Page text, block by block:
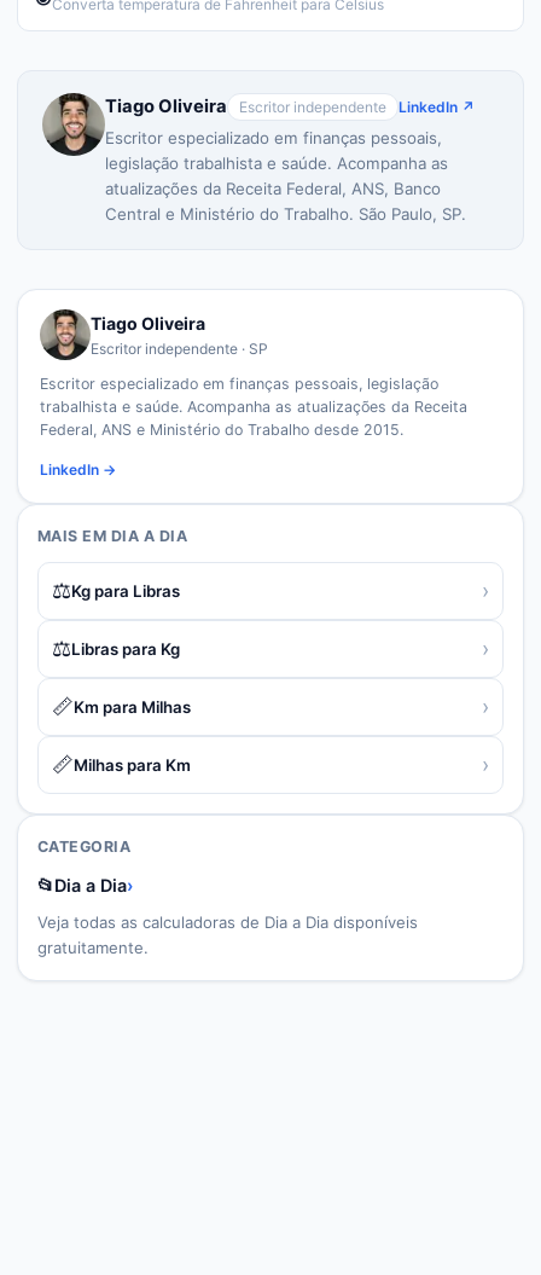
Converta temperatura de Fahrenheit para Celsius
Tiago Oliveira Escritor independente LinkedIn ↗
Escritor especializado em finanças pessoais,
legislação trabalhista e saúde. Acompanha as
atualizações da Receita Federal, ANS, Banco
Central e Ministério do Trabalho. São Paulo, SP.
Tiago Oliveira
Escritor independente · SP
Escritor especializado em finanças pessoais, legislação
trabalhista e saúde. Acompanha as atualizações da Receita
Federal, ANS e Ministério do Trabalho desde 2015.
LinkedIn →
MAIS EM DIA A DIA
⚖️Kg para Libras ›
⚖️Libras para Kg ›
📏Km para Milhas ›
📏Milhas para Km ›
CATEGORIA
📂Dia a Dia›
Veja todas as calculadoras de Dia a Dia disponíveis
gratuitamente.